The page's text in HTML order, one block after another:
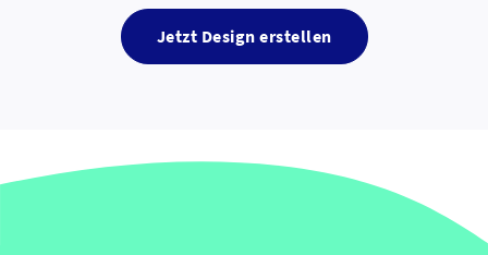
Jetzt Design erstellen